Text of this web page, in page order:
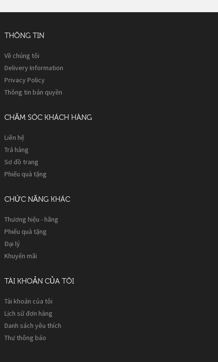
THÔNG TIN
Về chúng tôi
Delivery Information
Privacy Policy
Thông tin bản quyền
CHĂM SÓC KHÁCH HÀNG
Liên hệ
Trả hàng
Sơ đồ trang
Phiếu quà tặng
CHỨC NĂNG KHÁC
Thương hiệu - hãng
Phiếu quà tặng
Đại lý
Khuyến mãi
TÀI KHOẢN CỦA TÔI
Tài khoản của tôi
Lịch sử đơn hàng
Danh sách yêu thích
Thư thông báo